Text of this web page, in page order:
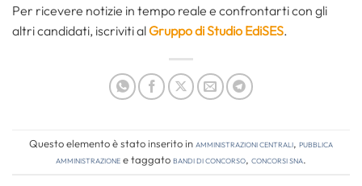
Per ricevere notizie in tempo reale e confrontarti con gli
altri candidati, iscriviti alGruppo di Studio EdiSES.
Questo elemento è stato inserito inAmministrazioni Centrali, Pubblica
amministrazionee taggatobandi di concorso, concorsi sna.